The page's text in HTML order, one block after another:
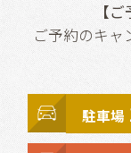
【ご
ご予約のキ
駐車場